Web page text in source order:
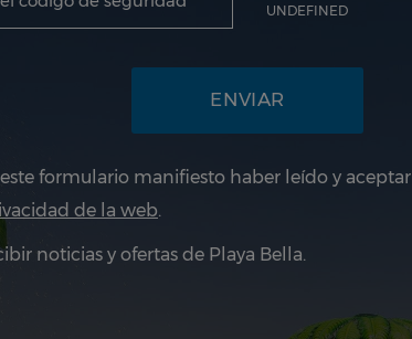
UNDEFINED
formulario manifiesto haber leído y aceptar
de la web.
noticias y ofertas de Playa Bella.